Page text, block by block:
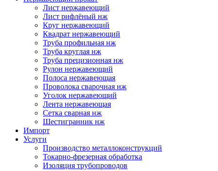
Лист нержавеющий
Лист рифлёный нж
Круг нержавеющий
Квадрат нержавеющий
Труба профильная нж
Труба круглая нж
Труба прецизионная нж
Рулон нержавеющий
Полоса нержавеющая
Проволока сварочная нж
Уголок нержавеющий
Лента нержавеющая
Сетка сварная нж
Шестигранник нж
Импорт
Услуги
Производство металлоконструкций
Токарно-фрезерная обработка
Изоляция трубопроводов